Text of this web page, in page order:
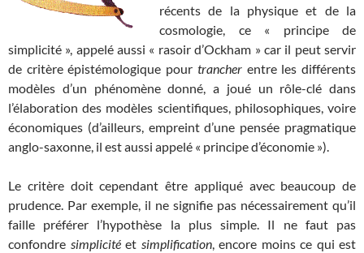
récents de la physique et de la
cosmologie, ce « principe de
simplicité », appelé aussi « rasoir d’Ockham » car il peut servir
de critère épistémologique pour trancherentre les différents
modèles d’un phénomène donné, a joué un rôle-clé dans
l’élaboration des modèles scientifiques, philosophiques, voire
économiques (d’ailleurs, empreint d’une pensée pragmatique
anglo-saxonne, il est aussi appelé « principe d’économie »).
Le critère doit cependant être appliqué avec beaucoup de
prudence. Par exemple, il ne signifie pas nécessairement qu’il
faille préférer l’hypothèse la plus simple. Il ne faut pas
confondre simplicitéet simplification, encore moins ce qui est